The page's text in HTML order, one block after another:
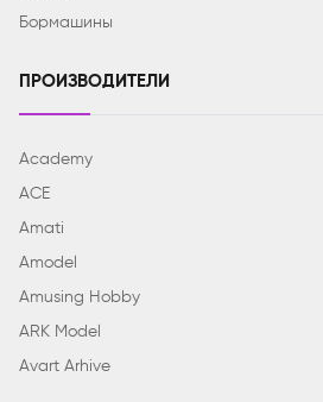
Бормашины
ПРОИЗВОДИТЕЛИ
Academy
ACE
Amati
Amodel
Amusing Hobby
ARK Model
Avart Arhive